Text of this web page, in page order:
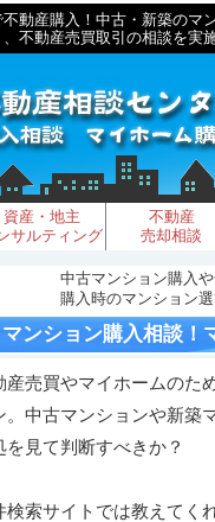
動産購入！中古・新築のマ
不動産売買取引の相談を実
資産・地主
サルティング
不動産
売却相談
中古マンション購入
購入時のマンション
マンション購入相談！
産売買やマイホームのた
。中古マンションや新築
を見て判断すべきか？
検索サイトでは教えてく